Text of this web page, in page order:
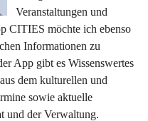
Veranstaltungen und
CITIES möchte ich ebenso
Informationen zu
App gibt es Wissenswertes
dem kulturellen und
sowie aktuelle
und der Verwaltung.